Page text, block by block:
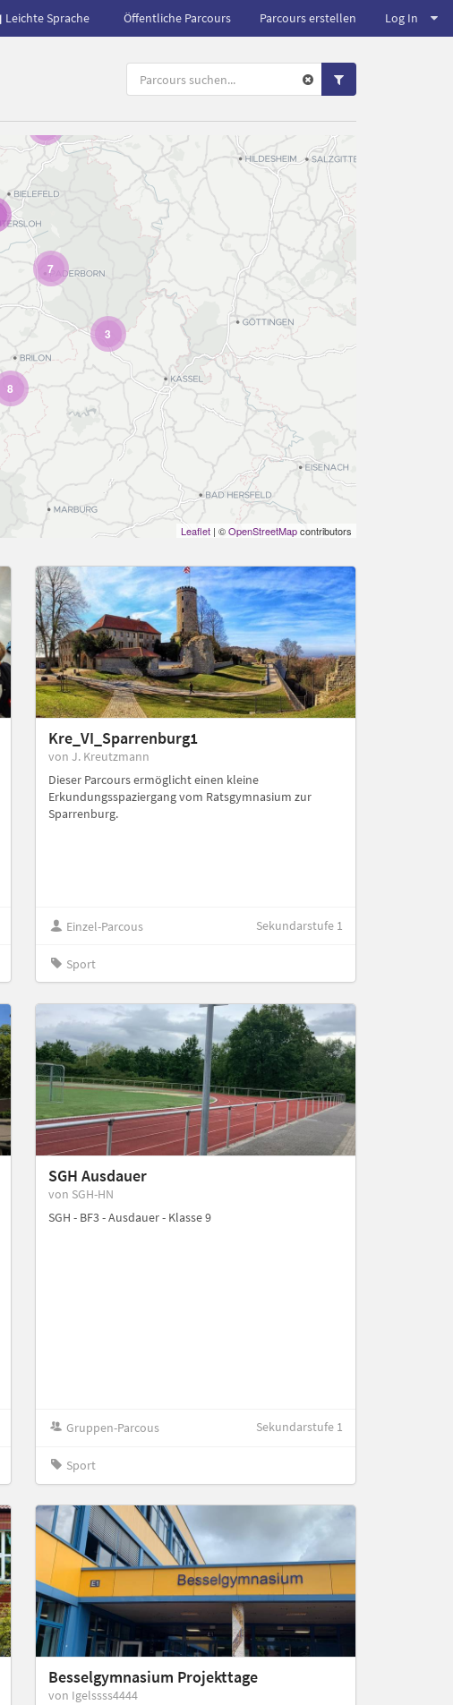
Leichte Sprache Öffentliche Parcours Parcours erstellen Log In
3
3
8
7
8
Leaflet| ©OpenStreetMapcontributors
Kre_VI_Sparrenburg1
von J. Kreutzmann
Dieser Parcours ermöglicht einen kleine
Erkundungsspaziergang vom Ratsgymnasium zur
Sparrenburg.
Einzel-Parcous Sekundarstufe 1
Sport
SGH Ausdauer
von SGH-HN
SGH - BF3 - Ausdauer - Klasse 9
Gruppen-Parcous Sekundarstufe 1
Sport
Besselgymnasium Projekttage
von Igelssss4444